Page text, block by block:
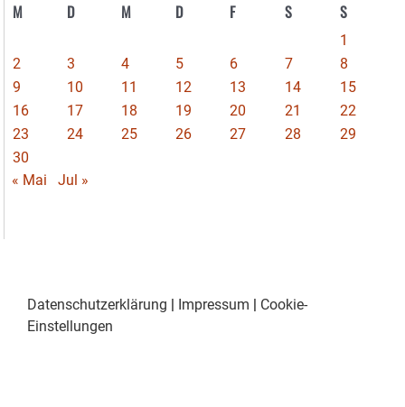
M D M D F S S
1
2
3 4 5 6 7
8
9
10 11 12 13 14
15
16
17 18 19 20 21
22
23
24 25 26 27 28
29
30
« Mai
Jul »
Datenschutzerklärung Impressum
Cookie-
Einstellungen